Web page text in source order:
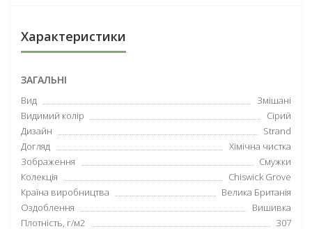
Характеристики
ЗАГАЛЬНІ
Вид
Змішані
Видимий колір
Сірий
Дизайн
Strand
Догляд
Хімічна чистка
Зображення
Смужки
Колекція
Chiswick Grove
Країна виробництва
Велика Британія
Оздоблення
Вишивка
Плотність, г/м2
307